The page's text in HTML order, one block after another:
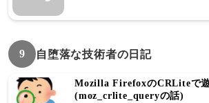
9 自堕落な技術者の日記
Mozilla FirefoxのCRLiteで
(moz_crlite_queryの話)